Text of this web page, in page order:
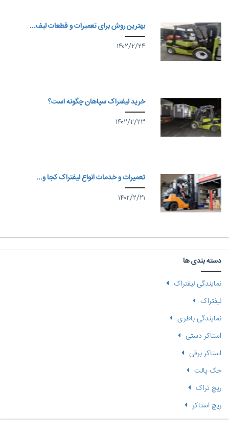
بهترین روش برای تعمیرات و قطعات لیف...
۱۴۰۲/۲/۲۴
خرید لیفتراک سپاهان چگونه است؟
۱۴۰۲/۲/۲۳
تعمیرات و خدمات انواع لیفتراک کجا و...
۱۴۰۲/۲/۲۱
دسته بندی ها
نمایندگی لیفتراک
لیفتراک
نمایندگی باطری
استاکر دستی
استاکر برقی
جک پالت
ریچ تراک
ریچ استاکر